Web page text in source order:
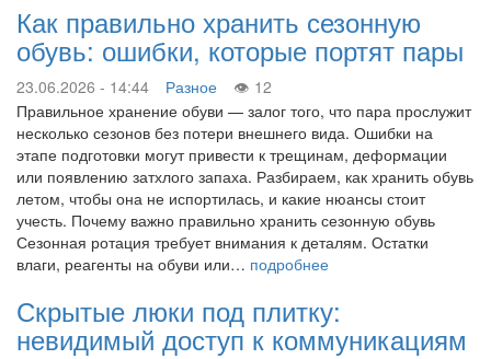
Как правильно хранить сезонную
обувь: ошибки, которые портят пары
23.06.2026 - 14:44 Разное
12
Правильное хранение обуви — залог того, что пара прослужит
несколько сезонов без потери внешнего вида. Ошибки на
этапе подготовки могут привести к трещинам, деформации
или появлению затхлого запаха. Разбираем, как хранить обувь
летом, чтобы она не испортилась, и какие нюансы стоит
учесть. Почему важно правильно хранить сезонную обувь
Сезонная ротация требует внимания к деталям. Остатки
влаги, реагенты на обуви или… подробнее
Скрытые люки под плитку:
невидимый доступ к коммуникациям